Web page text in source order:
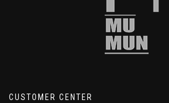
CUSTOMER CENTER